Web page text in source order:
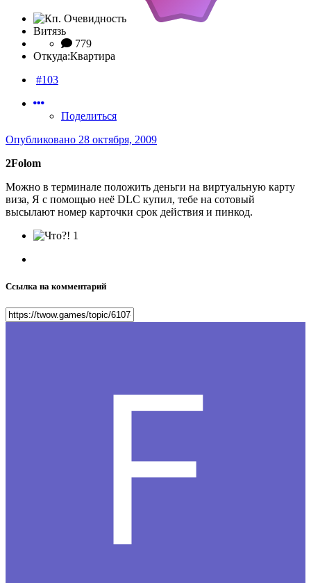
Витязь
779
Откуда:Квартира
#103
Поделиться
Опубликовано 28 октября, 2009
2Folom
Можно в терминале положить деньги на виртуальную карту
виза, Я с помощью неё DLC купил, тебе на сотовый
высылают номер карточки срок действия и пинкод.
1
Ссылка на комментарий